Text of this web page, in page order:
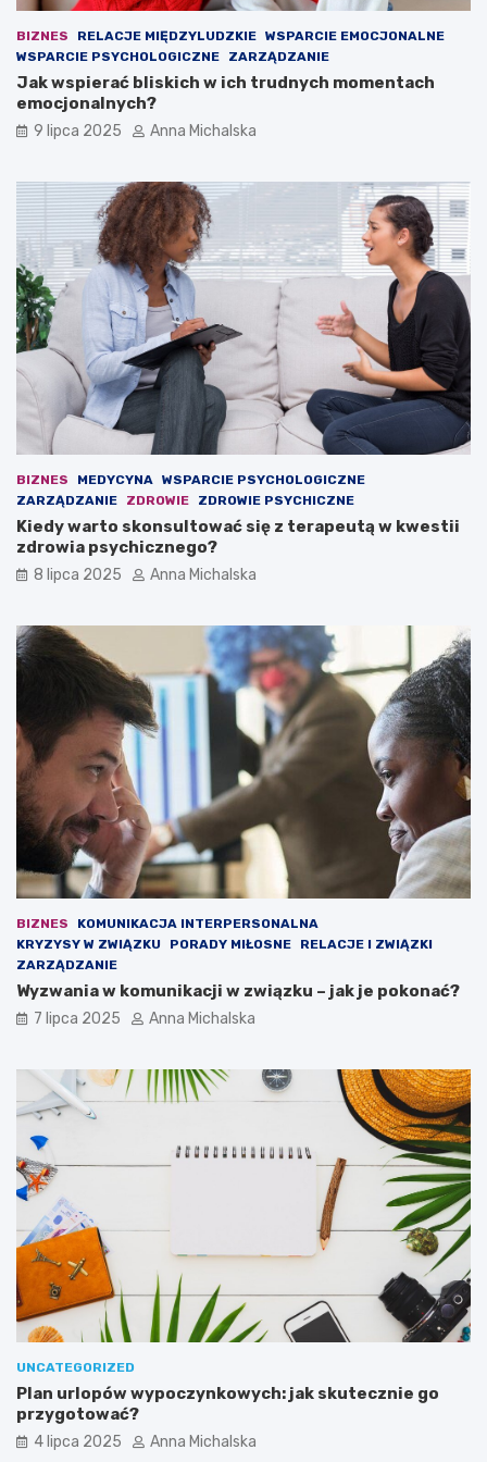
ł
a
n
a
w
a
n
y
m
b
o
i
s
k
u
z
P
a
e
m
G
l
i
c
e
–
ł
y
l
e
g
n
i
s
t
a
p
z
c
y
p
o
a
ż
k
i
z
e
s
t
ę
c
a
s
i
e
d
z
i
n
a
ł
a
w
i
s
k
a
r
ż
y
c
h
3
o
s
o
b
b
c
i
ą
ż
o
e
a
z
a
m
BIZNES RELACJE MIĘDZYLUDZKIE WSPARCIE EMOCJONALNE
WSPARCIE PSYCHOLOGICZNE
ZARZĄDZANIE
Jak wspierać bliskich w ich trudnych momentach
emocjonalnych?
9 lipca 2025 Anna Michalska
BIZNES MEDYCYNA WSPARCIE PSYCHOLOGICZNE
ZARZĄDZANIE
ZDROWIE ZDROWIE PSYCHICZNE
Kiedy warto skonsultować się z terapeutą w kwestii
zdrowia psychicznego?
8 lipca 2025 Anna Michalska
BIZNES
KOMUNIKACJA INTERPERSONALNA
KRYZYSY W ZWIĄZKU
PORADY MIŁOSNE
RELACJE I ZWIĄZKI
ZARZĄDZANIE
Wyzwania w komunikacji w związku – jak je pokonać?
7 lipca 2025 Anna Michalska
UNCATEGORIZED
Plan urlopów wypoczynkowych: jak skutecznie go
przygotować?
4 lipca 2025 Anna Michalska